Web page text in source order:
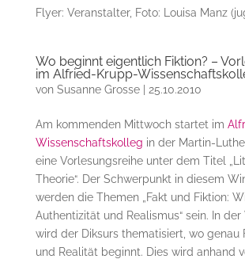
Flyer: Veranstalter, Foto: Louisa Manz
Wo beginnt eigentlich Fiktion? –
im Alfried-Krupp-
von Susanne Grosse| 25.10.2010
Am kommenden Mittwoch startet im
Wissenschaftskolleg in der Martin-
eine Vorlesungsreihe unter dem Titel
Theorie“. Der Schwerpunkt in diesem
werden die Themen „Fakt und Fiktion:
Authentizität und Realismus“ sein. In
wird der Diksurs thematisiert, wo genau
und Realität beginnt. Dies wird anhand